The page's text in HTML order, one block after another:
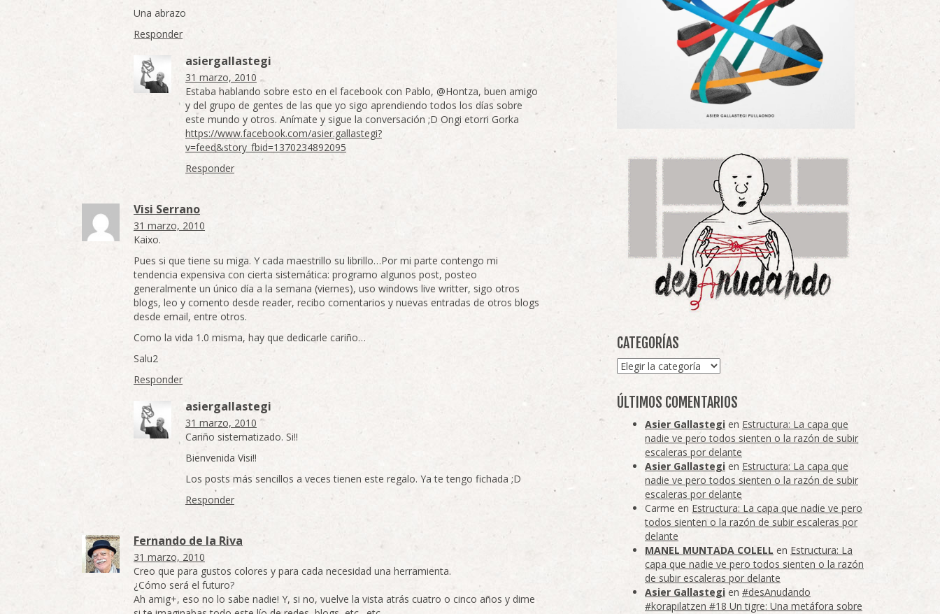
Una abrazo
Responder
asiergallastegi
31 marzo, 2010
Estaba hablando sobre esto en el facebook con Pablo, @Hontza, buen amigo
y del grupo de gentes de las que yo sigo aprendiendo todos los días sobre
este mundo y otros. Anímate y sigue la conversación ;D Ongi etorri Gorka
https://www.facebook.com/asier.gallastegi?
v=feed&story_fbid=1370234892095
Responder
Visi Serrano
31 marzo, 2010
Kaixo.
Pues si que tiene su miga. Y cada maestrillo su librillo…Por mi parte contengo mi
tendencia expensiva con cierta sistemática: programo algunos post, posteo
generalmente un único día a la semana (viernes), uso windows live writter, sigo otros
blogs, leo y comento desde reader, recibo comentarios y nuevas entradas de otros blogs
desde email, entre otros.
Como la vida 1.0 misma, hay que dedicarle cariño…
Salu2
Responder
asiergallastegi
31 marzo, 2010
Cariño sistematizado. Si!!
Bienvenida Visi!!
Los posts más sencillos a veces tienen este regalo. Ya te tengo fichada ;D
Responder
Fernando de la Riva
31 marzo, 2010
Creo que para gustos colores y para cada necesidad una herramienta.
¿Cómo será el futuro?
Ah amig+, eso no lo sabe nadie! Y, si no, vuelve la vista atrás cuatro o cinco años y dime
CATEGORÍAS
Categorías
ÚLTIMOS COMENTARIOS
Asier Gallastegi en Estructura: La capa que
nadie ve pero todos sienten o la razón de subir
escaleras por delante
Asier Gallastegi en Estructura: La capa que
nadie ve pero todos sienten o la razón de subir
escaleras por delante
Carme en Estructura: La capa que nadie ve pero
todos sienten o la razón de subir escaleras por
delante
MANEL MUNTADA COLELL en Estructura: La
capa que nadie ve pero todos sienten o la razón
de subir escaleras por delante
Asier Gallastegi en #desAnudando
#korapilatzen #18 Un tigre: Una metáfora sobre